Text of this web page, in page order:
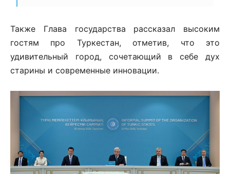
Также Глава государства рассказал высоким
гостям про Туркестан, отметив, что это
удивительный город, сочетающий в себе дух
старины и современные инновации.